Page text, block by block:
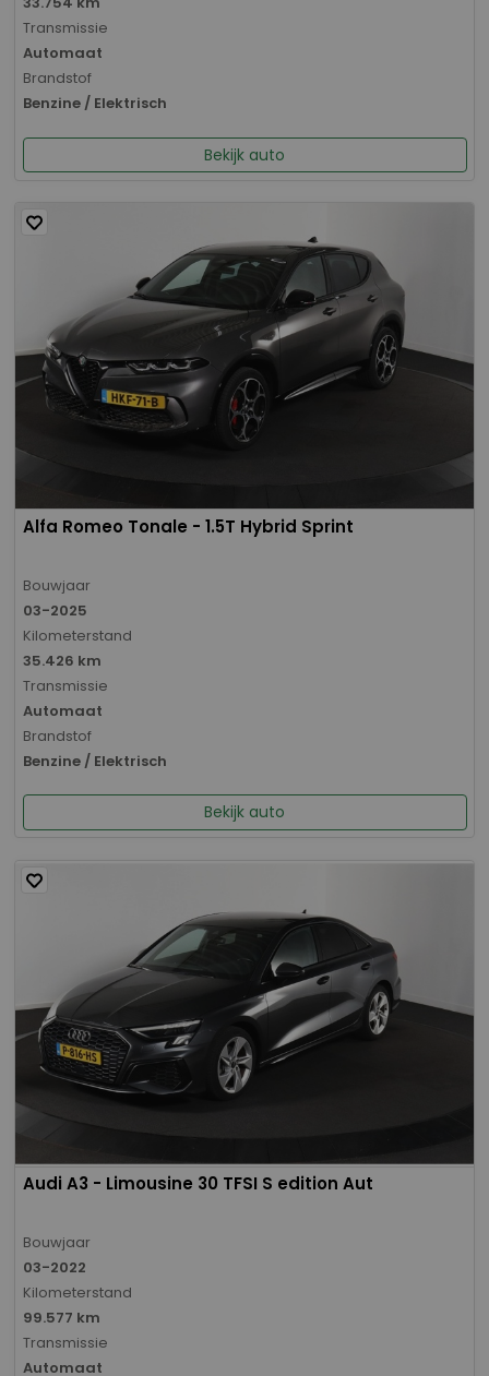
Transmissie
Automaat
Brandstof
Benzine / Elektrisch
Bekijk auto
Alfa Romeo Tonale - 1.5T Hybrid Sprint
Bouwjaar
03-2025
Kilometerstand
35.426 km
Transmissie
Automaat
Brandstof
Benzine / Elektrisch
Bekijk auto
Audi A3 - Limousine 30 TFSI S edition Aut
Bouwjaar
03-2022
Kilometerstand
99.577 km
Transmissie
Automaat